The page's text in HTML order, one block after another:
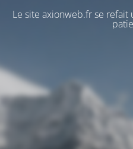
Le site axionweb.fr se refait